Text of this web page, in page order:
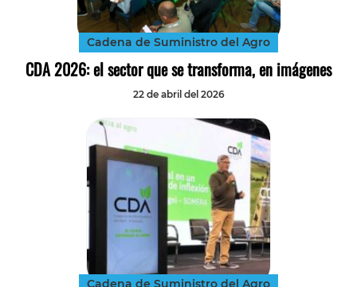
Cadena de Suministro del Agro
CDA 2026: el sector que se transforma, en imágenes
22 de abril del 2026
Cadena de Suministro del Agro